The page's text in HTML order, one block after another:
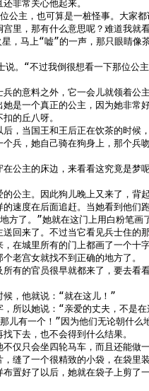
非常关心他起来。
主，也可算是一桩怪事。大家都
里，那有什么意思呢？难道我就
，马上“嘘”的一声，那只眼睛像
。“不过我倒很想看一下那位公
的意料之外，它一会儿就领着公
是一个真正的公主，因为她非常
的丘八呀。
，当国王和王后正在饮茶的时候
兵，她自己骑在狗身上，那个兵
公主的床边，来看看这究竟是梦
公主。因此狗儿晚上又来了，背
速度在后面追赶。当她看到他们
方了。”她就在这门上用白粉笔画
回来了。不过当它看见兵士住的
在城里所有的门上都画了一个十
老宫女就找不到正确的地方了。
有的官员很早就都来了，要去看
，他就说：“就在这儿！”
所以她说：“亲爱的丈夫，不是在
有一个！”因为他们无论朝什么
下去，也不会得到什么结果。
仅只会坐四轮马车，而且还能做
缝了一个很精致的小袋，在袋里
置好了以后，她就在袋子上剪了